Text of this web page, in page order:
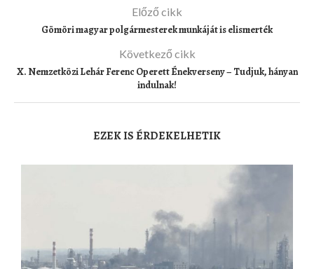
Előző cikk
Gömöri magyar polgármesterek munkáját is elismerték
Következő cikk
X. Nemzetközi Lehár Ferenc Operett Énekverseny – Tudjuk, hányan
indulnak!
EZEK IS ÉRDEKELHETIK